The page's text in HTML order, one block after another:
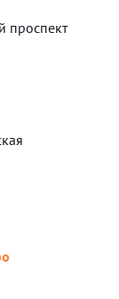
проспект